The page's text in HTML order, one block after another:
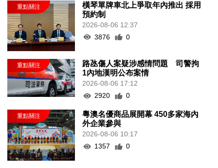
橫琴單牌車北上爭取年內推出 採用
預約制
2026-08-06 12:37
3876
0
路氹傷人案疑涉感情問題 司警拘
1內地漢明公布案情
2026-08-06 17:12
2920
0
粵澳名優商品展開幕 450多家海內
外企業參與
2026-08-06 10:17
1357
0